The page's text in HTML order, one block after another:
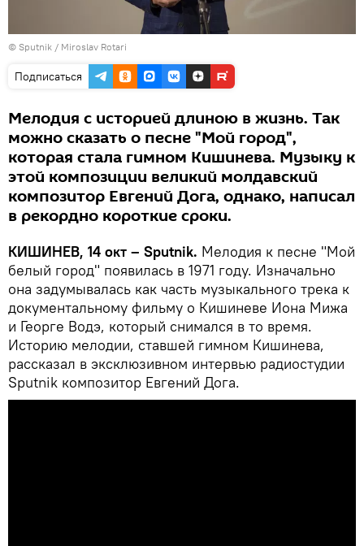
© Sputnik / Miroslav Rotari
Подписаться
Мелодия с историей длиною в жизнь. Так
можно сказать о песне "Мой город",
которая стала гимном Кишинева. Музыку к
этой композиции великий молдавский
композитор Евгений Дога, однако, написал
в рекордно короткие сроки.
КИШИНЕВ, 14 окт – Sputnik. Мелодия к песне "Мой
белый город" появилась в 1971 году. Изначально
она задумывалась как часть музыкального трека к
документальному фильму о Кишиневе Иона Мижа
и Георге Водэ, который снимался в то время.
Историю мелодии, ставшей гимном Кишинева,
рассказал в эксклюзивном интервью радиостудии
Sputnik композитор Евгений Дога.